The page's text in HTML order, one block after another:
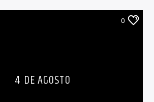
0
4 DE AGOSTO